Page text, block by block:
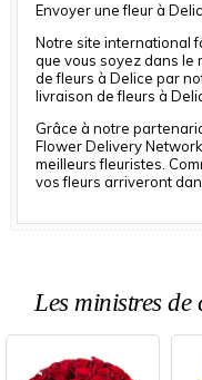
Envoyer une fleur à
Notre site international
que vous soyez dans le
de fleurs à Delice par
livraison de fleurs à
Grâce à notre
Flower Delivery
meilleurs fleuristes.
vos fleurs arriveront
Les ministres de